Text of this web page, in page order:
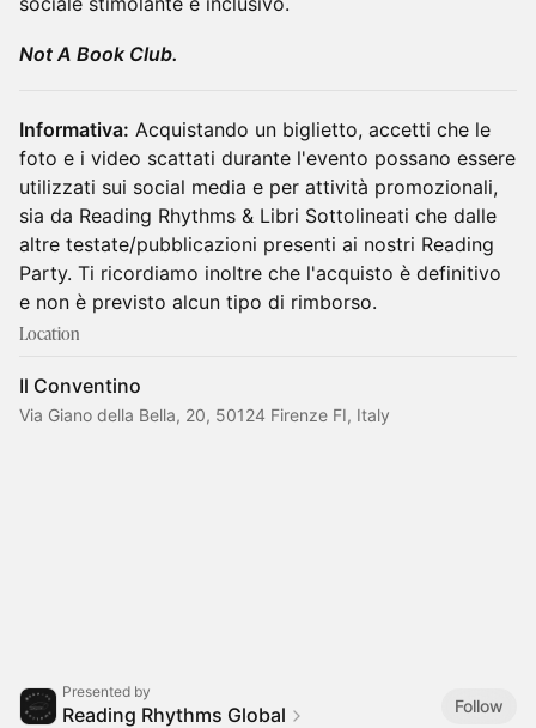
Not A Book Club.
Informativa: Acquistando un biglietto, accetti che le
foto e i video scattati durante l'evento possano essere
utilizzati sui social media e per attività promozionali,
sia da Reading Rhythms & Libri Sottolineati che dalle
altre testate/pubblicazioni presenti ai nostri Reading
Party. Ti ricordiamo inoltre che l'acquisto è definitivo
e non è previsto alcun tipo di rimborso.
Location
Il Conventino
Via Giano della Bella, 20, 50124 Firenze FI, Italy
Presented by
Reading Rhythms Global
Follow